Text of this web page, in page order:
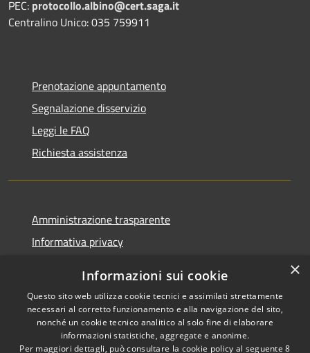
PEC: protocollo.albino@cert.saga.it
Centralino Unico: 035 759911
Prenotazione appuntamento
Segnalazione disservizio
Leggi le FAQ
Richiesta assistenza
Amministrazione trasparente
Informativa privacy
Dichiarazione di accessibilità
×
Informazioni sui cookie
Questo sito web utilizza cookie tecnici e assimilati strettamente
necessari al corretto funzionamento e alla navigazione del sito,
nonché un cookie tecnico analitico al solo fine di elaborare
informazioni statistiche, aggregate e anonime.
Per maggiori dettagli, può consultare la cookie policy al seguente8